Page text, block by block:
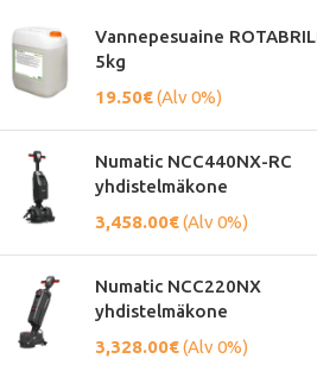
Vannepesuaine
5kg
19.50€(Alv 0%)
Numatic NCC440NX-RC
yhdistelmäkone
3,458.00€(Alv 0%)
Numatic NCC220NX
yhdistelmäkone
3,328.00€(Alv 0%)